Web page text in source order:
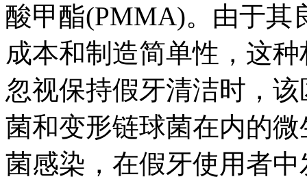
酸甲酯(PMMA)。由于其
成本和制造简单性，这
忽视保持假牙清洁时，
菌和变形链球菌在内的
菌感染，在假牙使用者